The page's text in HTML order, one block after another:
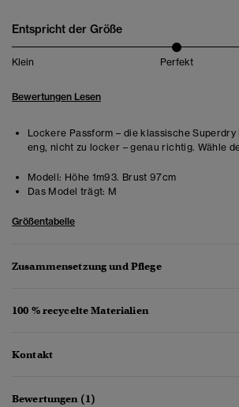
Entspricht der Größe
Klein Perfekt
Bewertungen Lesen
Lockere Passform – die klassische Superdry
eng, nicht zu locker – genau richtig. Wähle
Modell: Höhe 1m93. Brust 97cm
Das Model trägt: M
Größentabelle
Zusammensetzung und Pflege
100 % recycelte Materialien
Kontakt
Bewertungen (1)